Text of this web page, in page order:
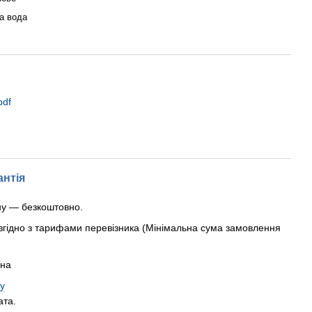
вода
— безкоштовно.
з тарифами перевізника (Мінімальна сума замовлення